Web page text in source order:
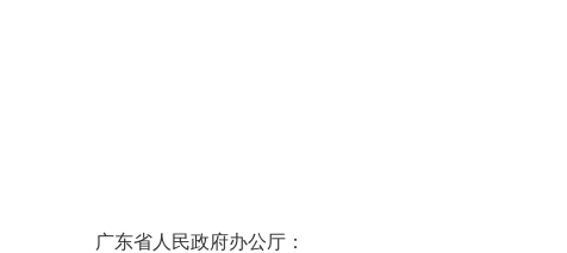
广东省人民政府办公厅：